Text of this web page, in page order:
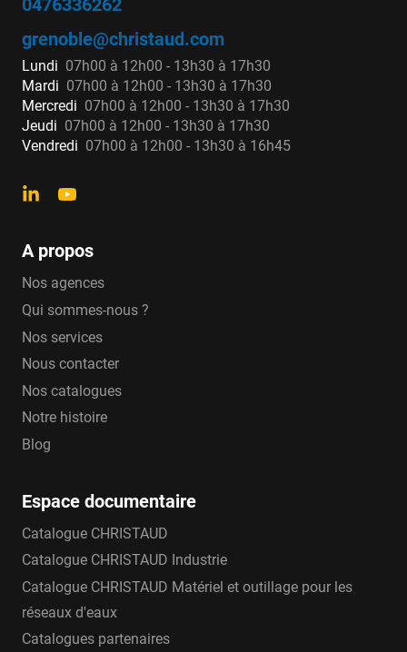
DN 80 et 100
PFA 16
Bride ISO PN 10/16.
Conforme à la norme NF EN 14339/CN.
incongelables – Série A2 15
DN 80 et 100
Conformes à la norme NF EN 14339/CN.
DN 100 prise Keyser conforme à la norme
NF EN 14339/CN.
Couvercles de couleur jaune, bleu ou rouge.
grenoble@christaud.com
Lundi 07h00 à 12h00 - 13h30 à 17h30
Mardi 07h00 à 12h00 - 13h30 à 17h30
Mercredi 07h00 à 12h00 - 13h30 à 17h30
Jeudi 07h00 à 12h00 - 13h30 à 17h30
Vendredi 07h00 à 12h00 - 13h30 à 16h45
A propos
Nos agences
Qui sommes-nous ?
Nos services
Nous contacter
Nos catalogues
Notre histoire
Blog
Espace documentaire
Catalogue CHRISTAUD
Catalogue CHRISTAUD Industrie
Catalogue CHRISTAUD Matériel et outillage pour les
réseaux d'eaux
Catalogues partenaires